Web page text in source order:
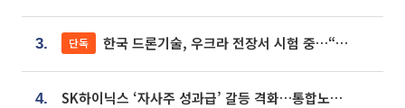
3. 단독 한국 드론기술, 우크라 전장서 시험 중…“스타트업 여러 곳 참여”
4. SK하이닉스 ‘자사주 성과급’ 갈등 격화…통합노조 출범 움직임